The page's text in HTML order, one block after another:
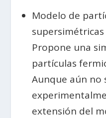
Modelo de
supersimétricas
Propone una
partículas
Aunque aún no
extensión del